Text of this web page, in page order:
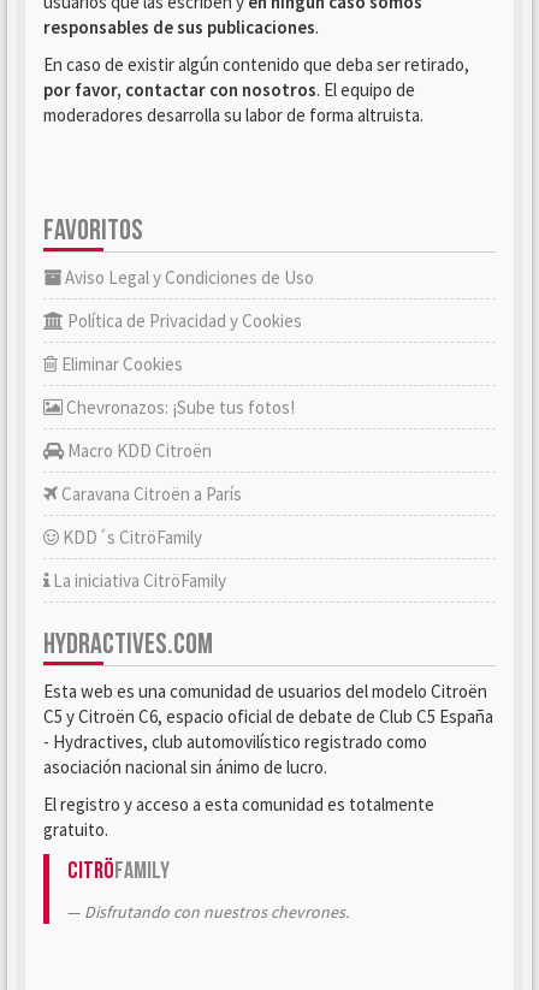
responsables de sus publicaciones.
En caso de existir algún contenido que deba ser retirado,
por favor, contactar con nosotros. El equipo de
moderadores desarrolla su labor de forma altruista.
FAVORITOS
Aviso Legal y Condiciones de Uso
Política de Privacidad y Cookies
Eliminar Cookies
Chevronazos: ¡Sube tus fotos!
Macro KDD Citroën
Caravana Citroën a París
KDD´s CitröFamily
La iniciativa CitröFamily
HYDRACTIVES.COM
Esta web es una comunidad de usuarios del modelo Citroën
C5 y Citroën C6, espacio oficial de debate de Club C5 España
- Hydractives, club automovilístico registrado como
asociación nacional sin ánimo de lucro.
El registro y acceso a esta comunidad es totalmente
gratuito.
CitröFamily
Disfrutando con nuestros chevrones.